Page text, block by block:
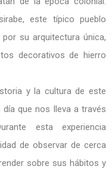
este típico pueblo
su arquitectura única,
decorativos de hierro
y la cultura de este
que nos lleva a través
esta experiencia
de observar de cerca
sobre sus hábitos y